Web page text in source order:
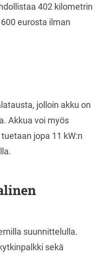
402 kilometrin
eurosta ilman
jolloin akku on
Akkua voi myös
jopa 11 kW:n
suunnittelulla.
sekä